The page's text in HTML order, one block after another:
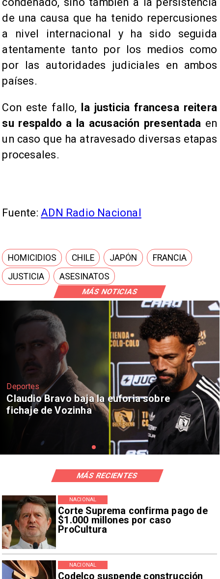
MÁS NOTICIAS
de una causa que ha tenido repercusiones
a nivel internacional y ha sido seguida
atentamente tanto por los medios como
por las autoridades judiciales en ambos
países.
Con este fallo,
la justicia francesa reitera
su respaldo a la acusación presentada en
un caso que ha atravesado diversas etapas
procesales.
Fuente: ADN Radio Nacional
HOMICIDIOS CHILE JAPÓN
FRANCIA
JUSTICIA
ASESINATOS
Nacional
Senado envía cruce Campillai-Flores a
Comisión de Ética
Corte Suprema confirma pago de
$1.000 millones por caso
ProCultura
NACIONAL
Codelco suspende construcción
NACIONAL
MÁS RECIENTES